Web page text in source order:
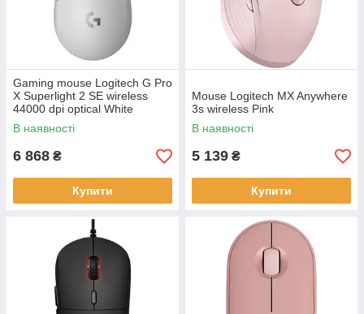
Gaming mouse Logitech G Pro
X Superlight 2 SE wireless
44000 dpi optical White
В наявності
6 868 ₴
Купити
Mouse Logitech MX Anywhere
3s wireless Pink
В наявності
5 139 ₴
Купити